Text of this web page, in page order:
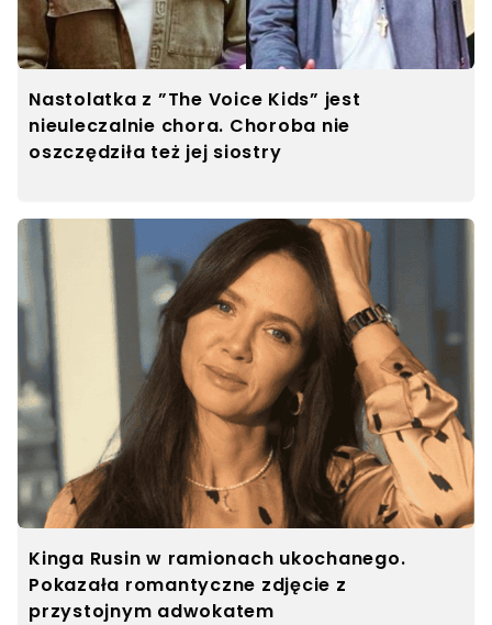
Nastolatka z ”The Voice Kids” jest
nieuleczalnie chora. Choroba nie
oszczędziła też jej siostry
Kinga Rusin w ramionach ukochanego.
Pokazała romantyczne zdjęcie z
przystojnym adwokatem